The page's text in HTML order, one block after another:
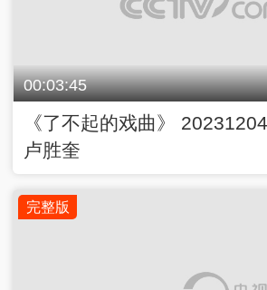
00:03:45
《了不起的戏曲》
卢胜奎
完整版